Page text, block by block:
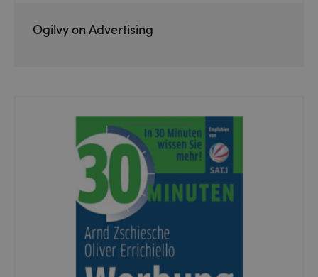
Ogilvy on Advertising